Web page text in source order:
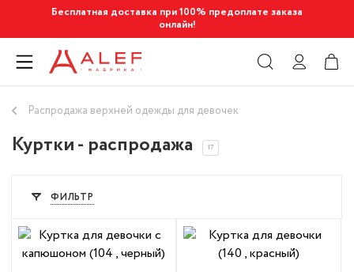
Бесплатная доставка при 100% предоплате заказа
онлайн!
Распродажа верхней одежды для девочек
Куртки - распродажа 17
ФИЛЬТР